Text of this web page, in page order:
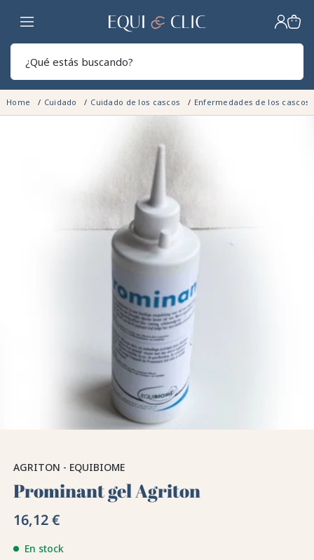
Hogar
Home Cuidado Cuidado de los cascos Enfermedades de los cascos
AGRITON - EQUIBIOME
Prominant gel Agriton
16,12 €
En stock